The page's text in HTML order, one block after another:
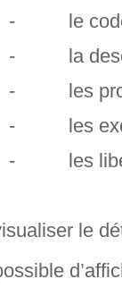
- le code
- la
- les
- les
- les
le